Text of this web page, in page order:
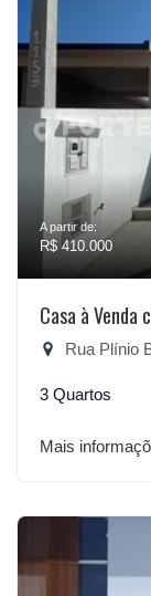
A partir de:
R$ 410.000
Casa à Venda
Rua Plínio
3 Quartos
Mais